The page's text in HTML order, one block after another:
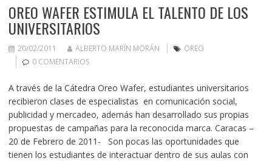
OREO WAFER ESTIMULA EL TALENTO DE LOS
UNIVERSITARIOS
20/02/2011 ALBERTO MARÍN MORÁN
OREO
0 COMENTARIOS
A través de la Cátedra Oreo Wafer, estudiantes universitarios
recibieron clases de especialistas en comunicación social,
publicidad y mercadeo, además han desarrollado sus propias
propuestas de campañas para la reconocida marca. Caracas –
20 de Febrero de 2011- Son pocas las oportunidades que
tienen los estudiantes de interactuar dentro de sus aulas con